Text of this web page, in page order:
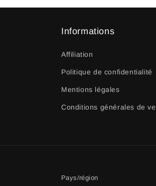
Informations
Affiliation
Politique de confidentialité
Mentions légales
Conditions générales de
Pays/région